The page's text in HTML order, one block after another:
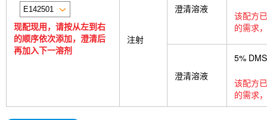
现配现用，请按从左到右
的顺序依次添加，澄清后
再加入下一溶剂
注射
澄清溶液
该配方
的需求
澄清溶液
5%
该配方
的需求